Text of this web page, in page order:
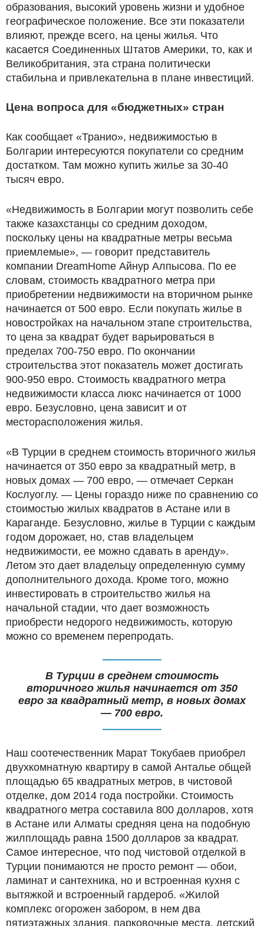
образования, высокий уровень жизни и удобное
географическое положение. Все эти показатели
влияют, прежде всего, на цены жилья. Что
касается Соединенных Штатов Америки, то, как и
Великобритания, эта страна политически
стабильна и привлекательна в плане инвестиций.
Цена вопроса для «бюджетных» стран
Как сообщает «Транио», недвижимостью в
Болгарии интересуются покупатели со средним
достатком. Там можно купить жилье за 30-40
тысяч евро.
«Недвижимость в Болгарии могут позволить себе
также казахстанцы со средним доходом,
поскольку цены на квадратные метры весьма
приемлемые», — говорит представитель
компании DreamHome Айнур Алпысова. По ее
словам, стоимость квадратного метра при
приобретении недвижимости на вторичном рынке
начинается от 500 евро. Если покупать жилье в
новостройках на начальном этапе строительства,
то цена за квадрат будет варьироваться в
пределах 700-750 евро. По окончании
строительства этот показатель может достигать
900-950 евро. Стоимость квадратного метра
недвижимости класса люкс начинается от 1000
евро. Безусловно, цена зависит и от
месторасположения жилья.
«В Турции в среднем стоимость вторичного жилья
начинается от 350 евро за квадратный метр, в
новых домах — 700 евро, — отмечает Серкан
Кослуоглу. — Цены гораздо ниже по сравнению со
стоимостью жилых квадратов в Астане или в
Караганде. Безусловно, жилье в Турции с каждым
годом дорожает, но, став владельцем
недвижимости, ее можно сдавать в аренду».
Летом это дает владельцу определенную сумму
дополнительного дохода. Кроме того, можно
инвестировать в строительство жилья на
начальной стадии, что дает возможность
приобрести недорого недвижимость, которую
можно со временем перепродать.
В Турции в среднем стоимость
вторичного жилья начинается от 350
евро за квадратный метр, в новых домах
— 700 евро.
Наш соотечественник Марат Токубаев приобрел
двухкомнатную квартиру в самой Анталье общей
площадью 65 квадратных метров, в чистовой
отделке, дом 2014 года постройки. Стоимость
квадратного метра составила 800 долларов, хотя
в Астане или Алматы средняя цена на подобную
жилплощадь равна 1500 долларов за квадрат.
Самое интересное, что под чистовой отделкой в
Турции понимаются не просто ремонт — обои,
ламинат и сантехника, но и встроенная кухня с
вытяжкой и встроенный гардероб. «Жилой
комплекс огорожен забором, в нем два
пятиэтажных здания, парковочные места, детский